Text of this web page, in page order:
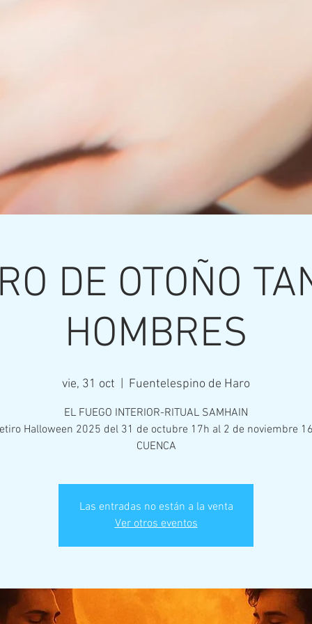
DE OTOÑO
HOMBRES
vie, 31 oct Fuentelespino de Haro
EL FUEGO INTERIOR-RITUAL SAMHAIN
Halloween 2025 del 31 de octubre 17h al 2 de noviembre
CUENCA
Las entradas no están a la venta
Ver otros eventos